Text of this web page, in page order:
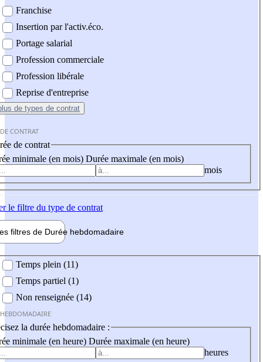
Franchise
Insertion par l'activ.éco.
Portage salarial
Profession commerciale
Profession libérale
Reprise d'entreprise
de types de contrat
CONTRAT
de contrat
minimale (en mois) Durée maximale (en mois)
mois
le filtre du type de contrat
filtres de Durée hebdomadaire
Temps plein (11)
Temps partiel (1)
Non renseignée (14)
la durée hebdomadaire :
minimale (en heure) Durée maximale (en heure)
heures